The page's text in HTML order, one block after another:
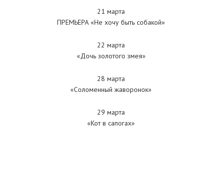
21 марта
ПРЕМЬЕРА «Не хочу быть собакой»
22 марта
«Дочь золотого змея»
28 марта
«Соломенный жаворонок»
29 марта
«Кот в сапогах»